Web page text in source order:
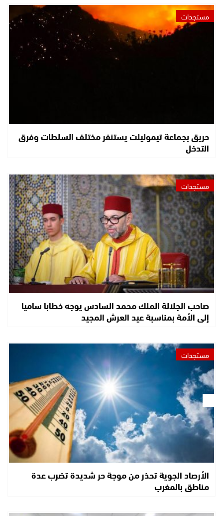
مستجدات
حريق بجماعة تيموليلت يستنفر مختلف السلطات وفرق
التدخل
مستجدات
صاحب الجلالة الملك محمد السادس يوجه خطابا ساميا
إلى الأمة بمناسبة عيد العرش المجيد
مستجدات
الأرصاد الجوية تحذر من موجة حر شديدة تضرب عدة
مناطق بالمغرب